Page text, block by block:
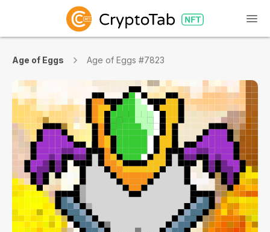
Age of Eggs Age of Eggs #7823